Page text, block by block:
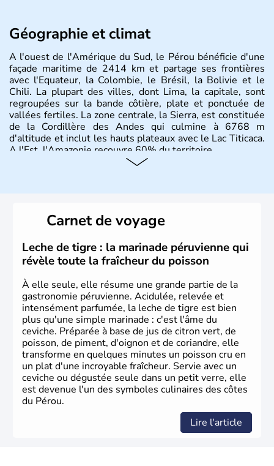
Géographie et climat
A l'ouest de l'Amérique du Sud, le Pérou bénéficie d'une
façade maritime de 2414 km et partage ses frontières
avec l'Equateur, la Colombie, le Brésil, la Bolivie et le
Chili. La plupart des villes, dont Lima, la capitale, sont
regroupées sur la bande côtière, plate et ponctuée de
vallées fertiles. La zone centrale, la Sierra, est constituée
de la Cordillère des Andes qui culmine à 6768 m
d'altitude et inclut les hauts plateaux avec le Lac Titicaca.
A l'Est, l'Amazonie recouvre 60% du territoire.
Carnet de voyage
Leche de tigre : la marinade péruvienne qui
révèle toute la fraîcheur du poisson
À elle seule, elle résume une grande partie de la
gastronomie péruvienne. Acidulée, relevée et
intensément parfumée, la leche de tigre est bien
plus qu'une simple marinade : c'est l'âme du
ceviche. Préparée à base de jus de citron vert, de
poisson, de piment, d'oignon et de coriandre, elle
transforme en quelques minutes un poisson cru en
un plat d'une incroyable fraîcheur. Servie avec un
ceviche ou dégustée seule dans un petit verre, elle
est devenue l'un des symboles culinaires des côtes
du Pérou.
Lire l'article